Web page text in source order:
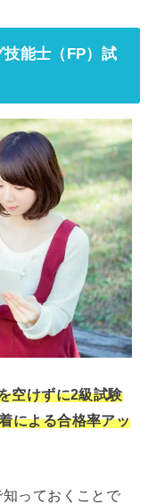
能士（FP）試
空けずに2級試験
による合格率アッ
っておくことで